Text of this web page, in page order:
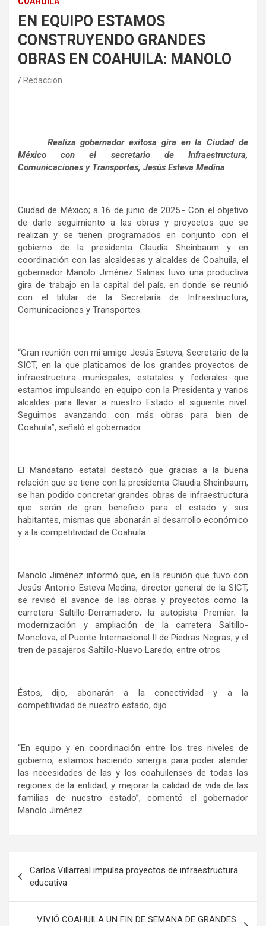
EN EQUIPO ESTAMOS
CONSTRUYENDO GRANDES
OBRAS EN COAHUILA: MANOLO
Redaccion
· Realiza gobernador exitosa gira en la Ciudad de
México con el secretario de Infraestructura,
Comunicaciones y Transportes, Jesús Esteva Medina
Ciudad de México; a 16 de junio de 2025.- Con el objetivo
de darle seguimiento a las obras y proyectos que se
realizan y se tienen programados en conjunto con el
gobierno de la presidenta Claudia Sheinbaum y en
coordinación con las alcaldesas y alcaldes de Coahuila, el
gobernador Manolo Jiménez Salinas tuvo una productiva
gira de trabajo en la capital del país, en donde se reunió
con el titular de la Secretaría de Infraestructura,
Comunicaciones y Transportes.
“Gran reunión con mi amigo Jesús Esteva, Secretario de la
SICT, en la que platicamos de los grandes proyectos de
infraestructura municipales, estatales y federales que
estamos impulsando en equipo con la Presidenta y varios
alcaldes para llevar a nuestro Estado al siguiente nivel.
Seguimos avanzando con más obras para bien de
Coahuila”, señaló el gobernador.
El Mandatario estatal destacó que gracias a la buena
relación que se tiene con la presidenta Claudia Sheinbaum,
se han podido concretar grandes obras de infraestructura
que serán de gran beneficio para el estado y sus
habitantes, mismas que abonarán al desarrollo económico
y a la competitividad de Coahuila.
Manolo Jiménez informó que, en la reunión que tuvo con
Jesús Antonio Esteva Medina, director general de la SICT,
se revisó el avance de las obras y proyectos como la
carretera Saltillo-Derramadero; la autopista Premier; la
modernización y ampliación de la carretera Saltillo-
Monclova; el Puente Internacional II de Piedras Negras; y el
tren de pasajeros Saltillo-Nuevo Laredo; entre otros.
Éstos, dijo, abonarán a la conectividad y a la
competitividad de nuestro estado, dijo.
“En equipo y en coordinación entre los tres niveles de
gobierno, estamos haciendo sinergia para poder atender
las necesidades de las y los coahuilenses de todas las
regiones de la entidad, y mejorar la calidad de vida de las
familias de nuestro estado”, comentó el gobernador
Manolo Jiménez.
de
entradas
Carlos Villarreal impulsa proyectos de infraestructura
educativa
VIVIÓ COAHUILA UN FIN DE SEMANA DE GRANDES